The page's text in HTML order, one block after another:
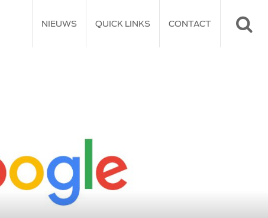
NIEUWS QUICK LINKS CONTACT